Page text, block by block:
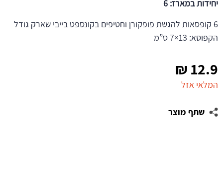
12.9
₪
המלאי אזל
שתף מוצר
יחידות במארז: 6
6 קופסאות להגשת פופקורן וחטיפים בקונספט בייבי שארק גודל
הקפוסא: 13×7 ס”מ